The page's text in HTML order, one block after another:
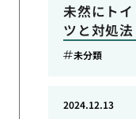
未然にト
ツと対処法
未分類
2024.12.13